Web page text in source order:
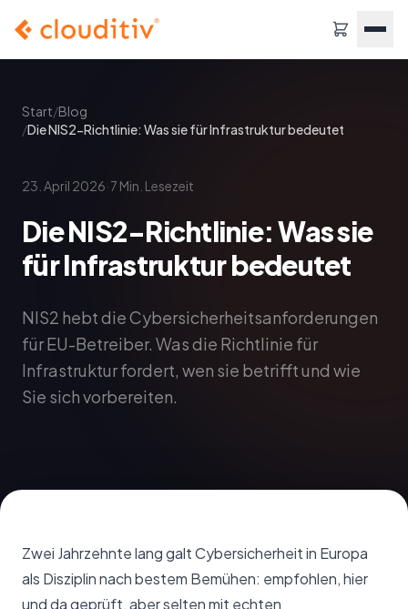
Start/Blog
/Die NIS2-Richtlinie: Was sie für Infrastruktur bedeutet
23. April 2026·7 Min. Lesezeit
Die NIS2-Richtlinie: Was sie
für Infrastruktur bedeutet
NIS2 hebt die Cybersicherheitsanforderungen
für EU-Betreiber. Was die Richtlinie für
Infrastruktur fordert, wen sie betrifft und wie
Sie sich vorbereiten.
Zwei Jahrzehnte lang galt Cybersicherheit in Europa
als Disziplin nach bestem Bemühen: empfohlen, hier
und da geprüft, aber selten mit echten